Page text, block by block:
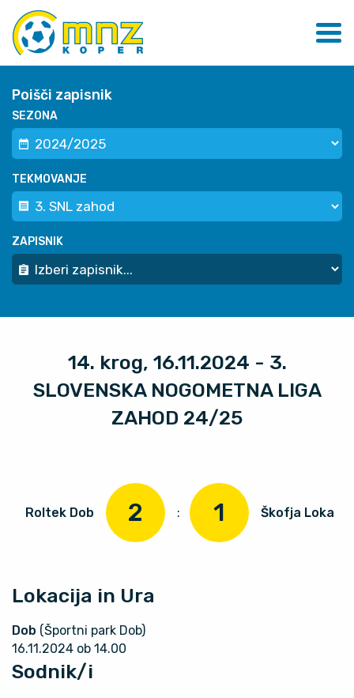
Poišči zapisnik
SEZONA
TEKMOVANJE
ZAPISNIK
14. krog, 16.11.2024 - 3.
SLOVENSKA NOGOMETNA LIGA
ZAHOD 24/25
Roltek Dob 2 : 1 Škofja Loka
Lokacija in Ura
Dob (Športni park Dob)
16.11.2024 ob 14.00
Sodnik/i